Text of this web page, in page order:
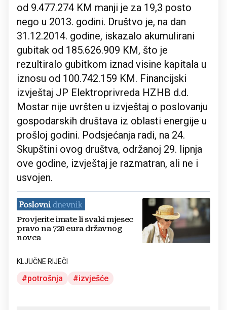
od 9.477.274 KM manji je za 19,3 posto
nego u 2013. godini. Društvo je, na dan
31.12.2014. godine, iskazalo akumulirani
gubitak od 185.626.909 KM, što je
rezultiralo gubitkom iznad visine kapitala u
iznosu od 100.742.159 KM. Financijski
izvještaj JP Elektroprivreda HZHB d.d.
Mostar nije uvršten u izvještaj o poslovanju
gospodarskih društava iz oblasti energije u
prošloj godini. Podsjećanja radi, na 24.
Skupštini ovog društva, održanoj 29. lipnja
ove godine, izvještaj je razmatran, ali ne i
usvojen.
Provjerite imate li svaki mjesec
pravo na 720 eura državnog
novca
KLJUČNE RIJEČI
potrošnja izvješće